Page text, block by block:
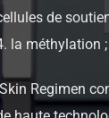
de
la méthylation
Skin Regimen